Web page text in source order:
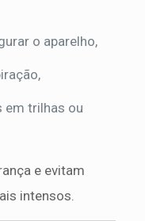
o aparelho,
em trilhas ou
e evitam
intensos.